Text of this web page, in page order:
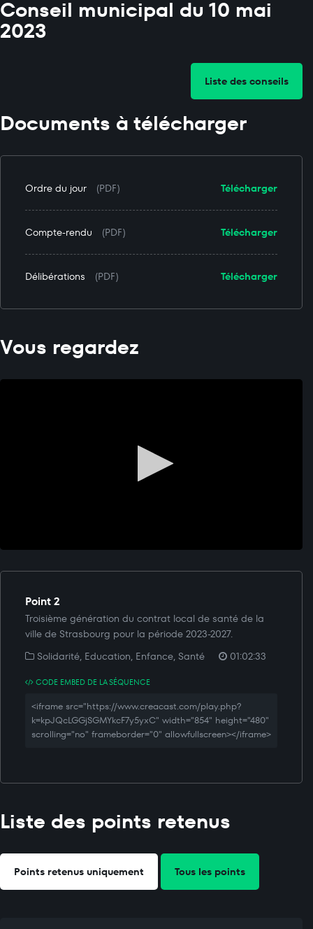
Conseil municipal du 10 mai
2023
Liste des conseils
Documents à télécharger
Télécharger
Ordre du jour (PDF)
Télécharger
Compte-rendu (PDF)
Télécharger
Délibérations (PDF)
Vous regardez
Point 2
Troisième génération du contrat local de santé de la
ville de Strasbourg pour la période 2023-2027.
Solidarité, Education, Enfance, Santé
01:02:33
CODE EMBED DE LA SÉQUENCE
<iframe src="https://www.creacast.com/play.php?
k=kpJQcLGGjSGMYkcF7y5yxC" width="854" height="480"
scrolling="no" frameborder="0" allowfullscreen></iframe>
Liste des points retenus
Points retenus uniquement Tous les points